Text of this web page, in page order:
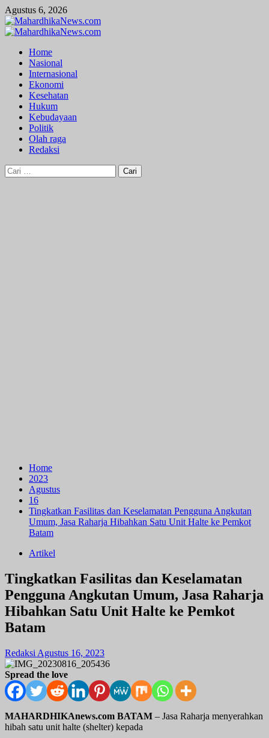
Skip
to
content
Agustus 6, 2026
Primary
Home
Nasional
Internasional
Ekonomi
Kesehatan
Hukum
Kebudayaan
Politik
Olah raga
Redaksi
Cari
untuk:
Home
2023
Agustus
16
Tingkatkan Fasilitas dan Keselamatan Pengguna Angkutan
Umum, Jasa Raharja Hibahkan Satu Unit Halte ke Pemkot
Batam
Artikel
Tingkatkan Fasilitas dan Keselamatan
Pengguna Angkutan Umum, Jasa Raharja
Hibahkan Satu Unit Halte ke Pemkot
Batam
Redaksi Agustus 16, 2023
Spread the love
MAHARDHIKAnews.com BATAM – Jasa Raharja menyerahkan
hibah satu unit halte (shelter) kepada